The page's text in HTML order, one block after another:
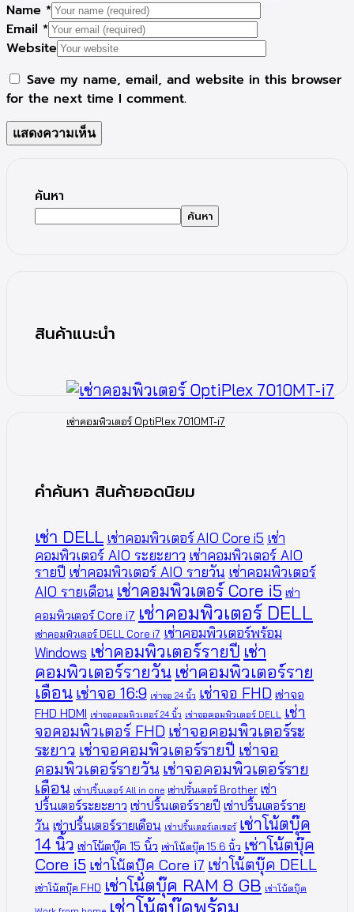
Name *
Email *
Website
Save my name, email, and website in this browser
for the next time I comment.
ค้นหา
ค้นหา
สินค้าแนะนำ
เช่าคอมพิวเตอร์ OptiPlex 7010MT-i7
คำค้นหา สินค้ายอดนิยม
เช่า DELL เช่าคอมพิวเตอร์ AIO Core i5 เช่า
คอมพิวเตอร์ AIO ระยะยาว เช่าคอมพิวเตอร์ AIO
รายปี เช่าคอมพิวเตอร์ AIO รายวัน เช่าคอมพิวเตอร์
AIO รายเดือน เช่าคอมพิวเตอร์ Core i5 เช่า
คอมพิวเตอร์ Core i7 เช่าคอมพิวเตอร์ DELL
เช่าคอมพิวเตอร์ DELL Core i7 เช่าคอมพิวเตอร์พร้อม
Windows เช่าคอมพิวเตอร์รายปี เช่า
คอมพิวเตอร์รายวัน เช่าคอมพิวเตอร์ราย
เดือน เช่าจอ 16:9 เช่าจอ 24 นิ้ว เช่าจอ FHD เช่าจอ
FHD HDMI เช่าจอคอมพิวเตอร์ 24 นิ้ว เช่าจอคอมพิวเตอร์ DELL
เช่า
จอคอมพิวเตอร์ FHD เช่าจอคอมพิวเตอร์ระ
ระยาว เช่าจอคอมพิวเตอร์รายปี เช่าจอ
คอมพิวเตอร์รายวัน เช่าจอคอมพิวเตอร์ราย
เดือน เช่าปริ้นเตอร์ All in one เช่าปริ้นเตอร์ Brother เช่า
ปริ้นเตอร์ระยะยาว เช่าปริ้นเตอร์รายปี เช่าปริ้นเตอร์ราย
วัน เช่าปริ้นเตอร์รายเดือน เช่าปริ้นเตอร์เลเซอร์ เช่าโน้ตบุ๊ค
14 นิ้ว เช่าโน้ตบุ๊ค 15 นิ้ว เช่าโน้ตบุ๊ค 15.6 นิ้ว เช่าโน้ตบุ๊ค
Core i5 เช่าโน้ตบุ๊ค Core i7 เช่าโน้ตบุ๊ค DELL
เช่าโน้ตบุ๊ค FHD เช่าโน้ตบุ๊ค RAM 8 GB เช่าโน้ตบุ๊ค
เช่าโน้ตบุ๊คพร้อม